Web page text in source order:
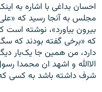
احسان بداغی با اشاره به
مجلس به آنجا رسید که
بیرون بیاورد»، نوشته
که «برخی گفته بودند که
دارد، من همین جا یک‌بار
الاالله و اشهد ان
شرف داشته باشد به کسی